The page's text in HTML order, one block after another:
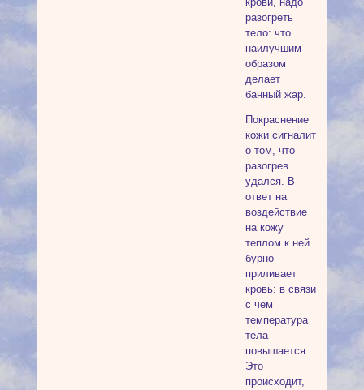
разогреть
тело: что
наилучшим
образом
делает
банный жар.
Покраснение
кожи сигналит
о том, что
разогрев
удался. В
ответ на
воздействие
на кожу
теплом к ней
бурно
приливает
кровь: в связи
с чем
температура
тела
повышается.
Это
происходит,